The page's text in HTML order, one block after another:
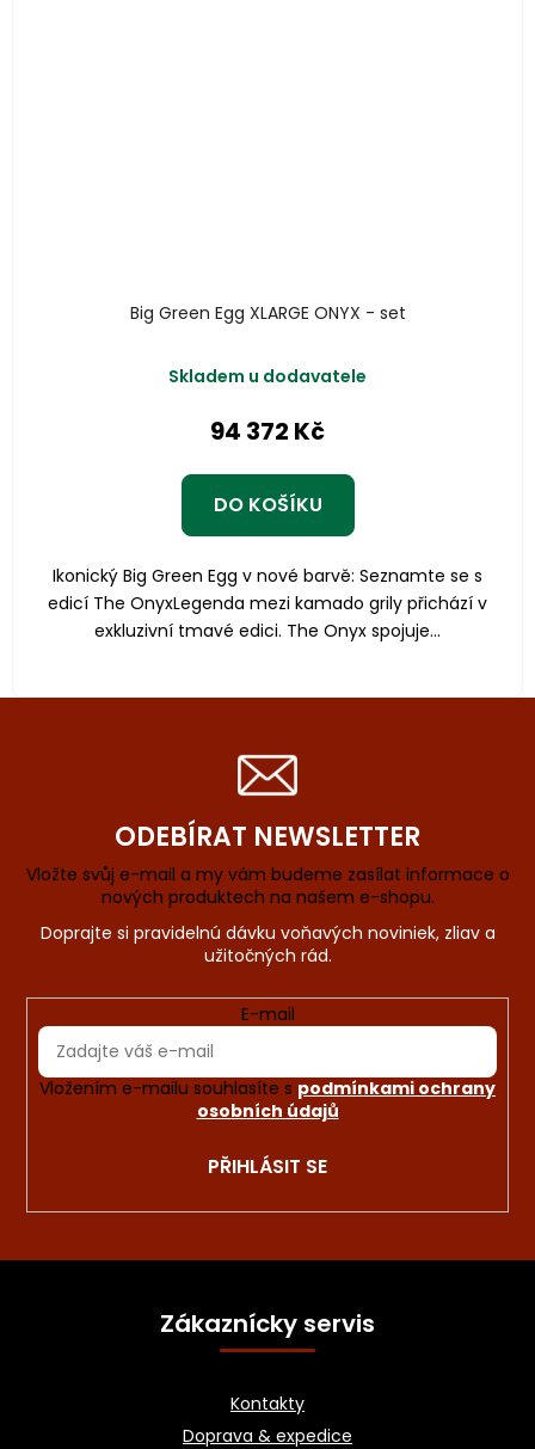
Big Green Egg XLARGE ONYX - set
Skladem u dodavatele
94 372 Kč
DO KOŠÍKU
Ikonický Big Green Egg v nové barvě: Seznamte se s
edicí The OnyxLegenda mezi kamado grily přichází v
exkluzivní tmavé edici. The Onyx spojuje...
ODEBÍRAT NEWSLETTER
Vložte svůj e-mail a my vám budeme zasílat informace o
nových produktech na našem e-shopu.
E-mail
Vložením e-mailu souhlasíte s podmínkami ochrany
osobních údajů
PŘIHLÁSIT SE
Z
Zákaznícky servis
Kontakty
Doprava & expedice